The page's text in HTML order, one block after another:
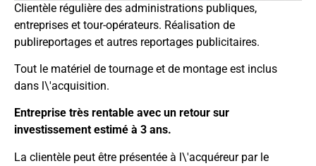
Clientèle régulière des administrations publiques,
entreprises et tour-opérateurs. Réalisation de
publireportages et autres reportages publicitaires.
Tout le matériel de tournage et de montage est inclus
dans l\'acquisition.
Entreprise très rentable avec un retour sur
investissement estimé à 3 ans.
La clientèle peut être présentée à l\'acquéreur par le